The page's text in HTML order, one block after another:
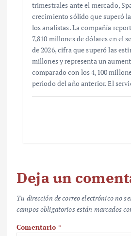
trimestrales ante el mercado,
crecimiento sólido que superó
los analistas. La compañía
7,810 millones de dólares en el
de 2026, cifra que superó las
millones y representa un
comparado con los 4,100
periodo del año anterior. El
Deja un
Tu dirección de correo electrónico no
campos obligatorios están marcados
Comentario *